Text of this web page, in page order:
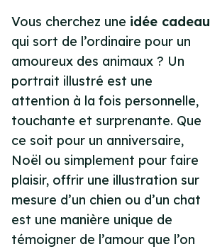
Vous cherchez une idée cadeau
qui sort de l’ordinaire pour un
amoureux des animaux ? Un
portrait illustré est une
attention à la fois personnelle,
touchante et surprenante. Que
ce soit pour un anniversaire,
Noël ou simplement pour faire
plaisir, offrir une illustration sur
mesure d’un chien ou d’un chat
est une manière unique de
témoigner de l’amour que l’on